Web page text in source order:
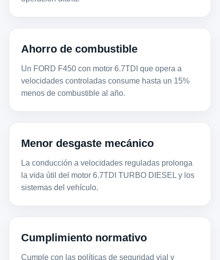
Ahorro de combustible
Un FORD F450 con motor 6.7TDI que opera a
velocidades controladas consume hasta un 15%
menos de combustible al año.
Menor desgaste mecánico
La conducción a velocidades reguladas prolonga
la vida útil del motor 6.7TDI TURBO DIESEL y los
sistemas del vehículo.
Cumplimiento normativo
Cumple con las políticas de seguridad vial y